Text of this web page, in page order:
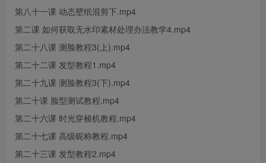
第八十一课 动态壁纸混剪下.mp4
第二课 如何获取无水印素材处理办法教学4.mp4
第二十八课 测脸教程3(上).mp4
第二十二课 发型教程1.mp4
第二十九课 测脸教程3(下).mp4
第二十课 脸型测试教程.mp4
第二十六课 时光穿梭机教程.mp4
第二十七课 高级昵称教程.mp4
第二十三课 发型教程2.mp4